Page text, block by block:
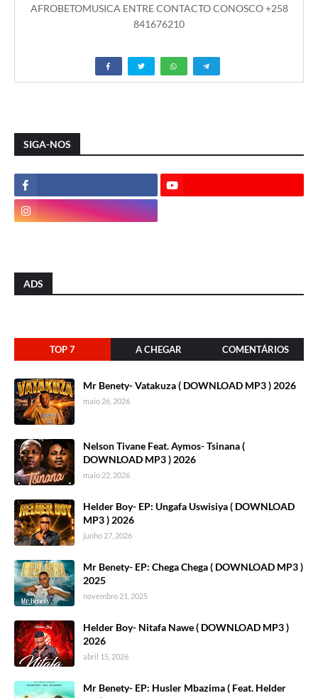
AFROBETOMUSICA ENTRE CONTACTO CONOSCO +258
841676210
SIGA-NOS
ADS
TOP 7 A CHEGAR COMENTÁRIOS
Mr Benety- Vatakuza ( DOWNLOAD MP3 ) 2026
maio 26, 2026
Nelson Tivane Feat. Aymos- Tsinana (
DOWNLOAD MP3 ) 2026
maio 22, 2026
Helder Boy- EP: Ungafa Uswisiya ( DOWNLOAD
MP3 ) 2026
junho 27, 2026
Mr Benety- EP: Chega Chega ( DOWNLOAD MP3 )
2025
novembro 21, 2025
Helder Boy- Nitafa Nawe ( DOWNLOAD MP3 )
2026
abril 15, 2026
Mr Benety- EP: Husler Mbazima ( Feat. Helder